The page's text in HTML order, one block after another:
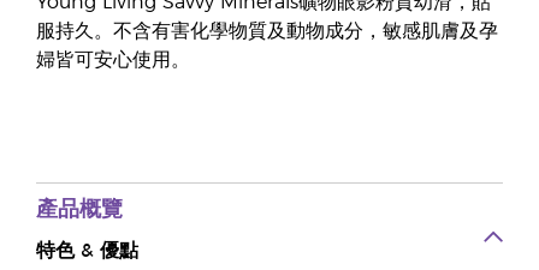
服持久。不含有害化學物質及動物成分，敏感肌膚及孕
婦皆可安心使用。
產品概覽
特色 & 優點